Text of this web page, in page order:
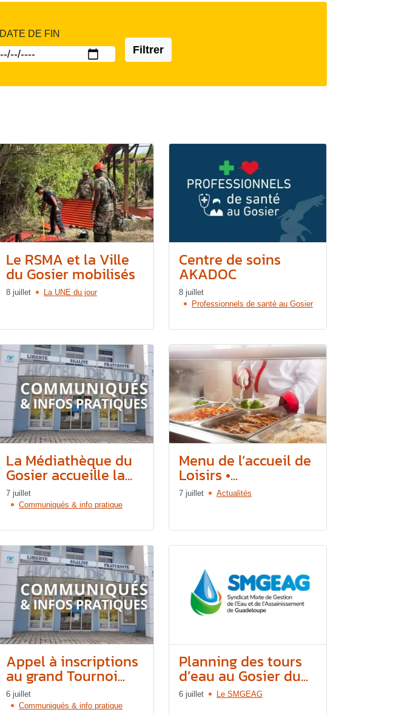
DATE DE FIN
Filtrer
Le RSMA et la Ville
du Gosier mobilisés
8 juillet La UNE du jour
Centre de soins
AKADOC
8 juillet
Professionnels de santé au Gosier
La Médiathèque du
Gosier accueille la...
7 juillet
Communiqués & info pratique
Menu de l’accueil de
Loisirs •...
7 juillet Actualités
Appel à inscriptions
au grand Tournoi...
6 juillet
Communiqués & info pratique
Planning des tours
d’eau au Gosier du...
6 juillet Le SMGEAG